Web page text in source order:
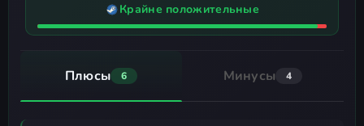
Крайне положительные
Плюсы 6 Минусы 4